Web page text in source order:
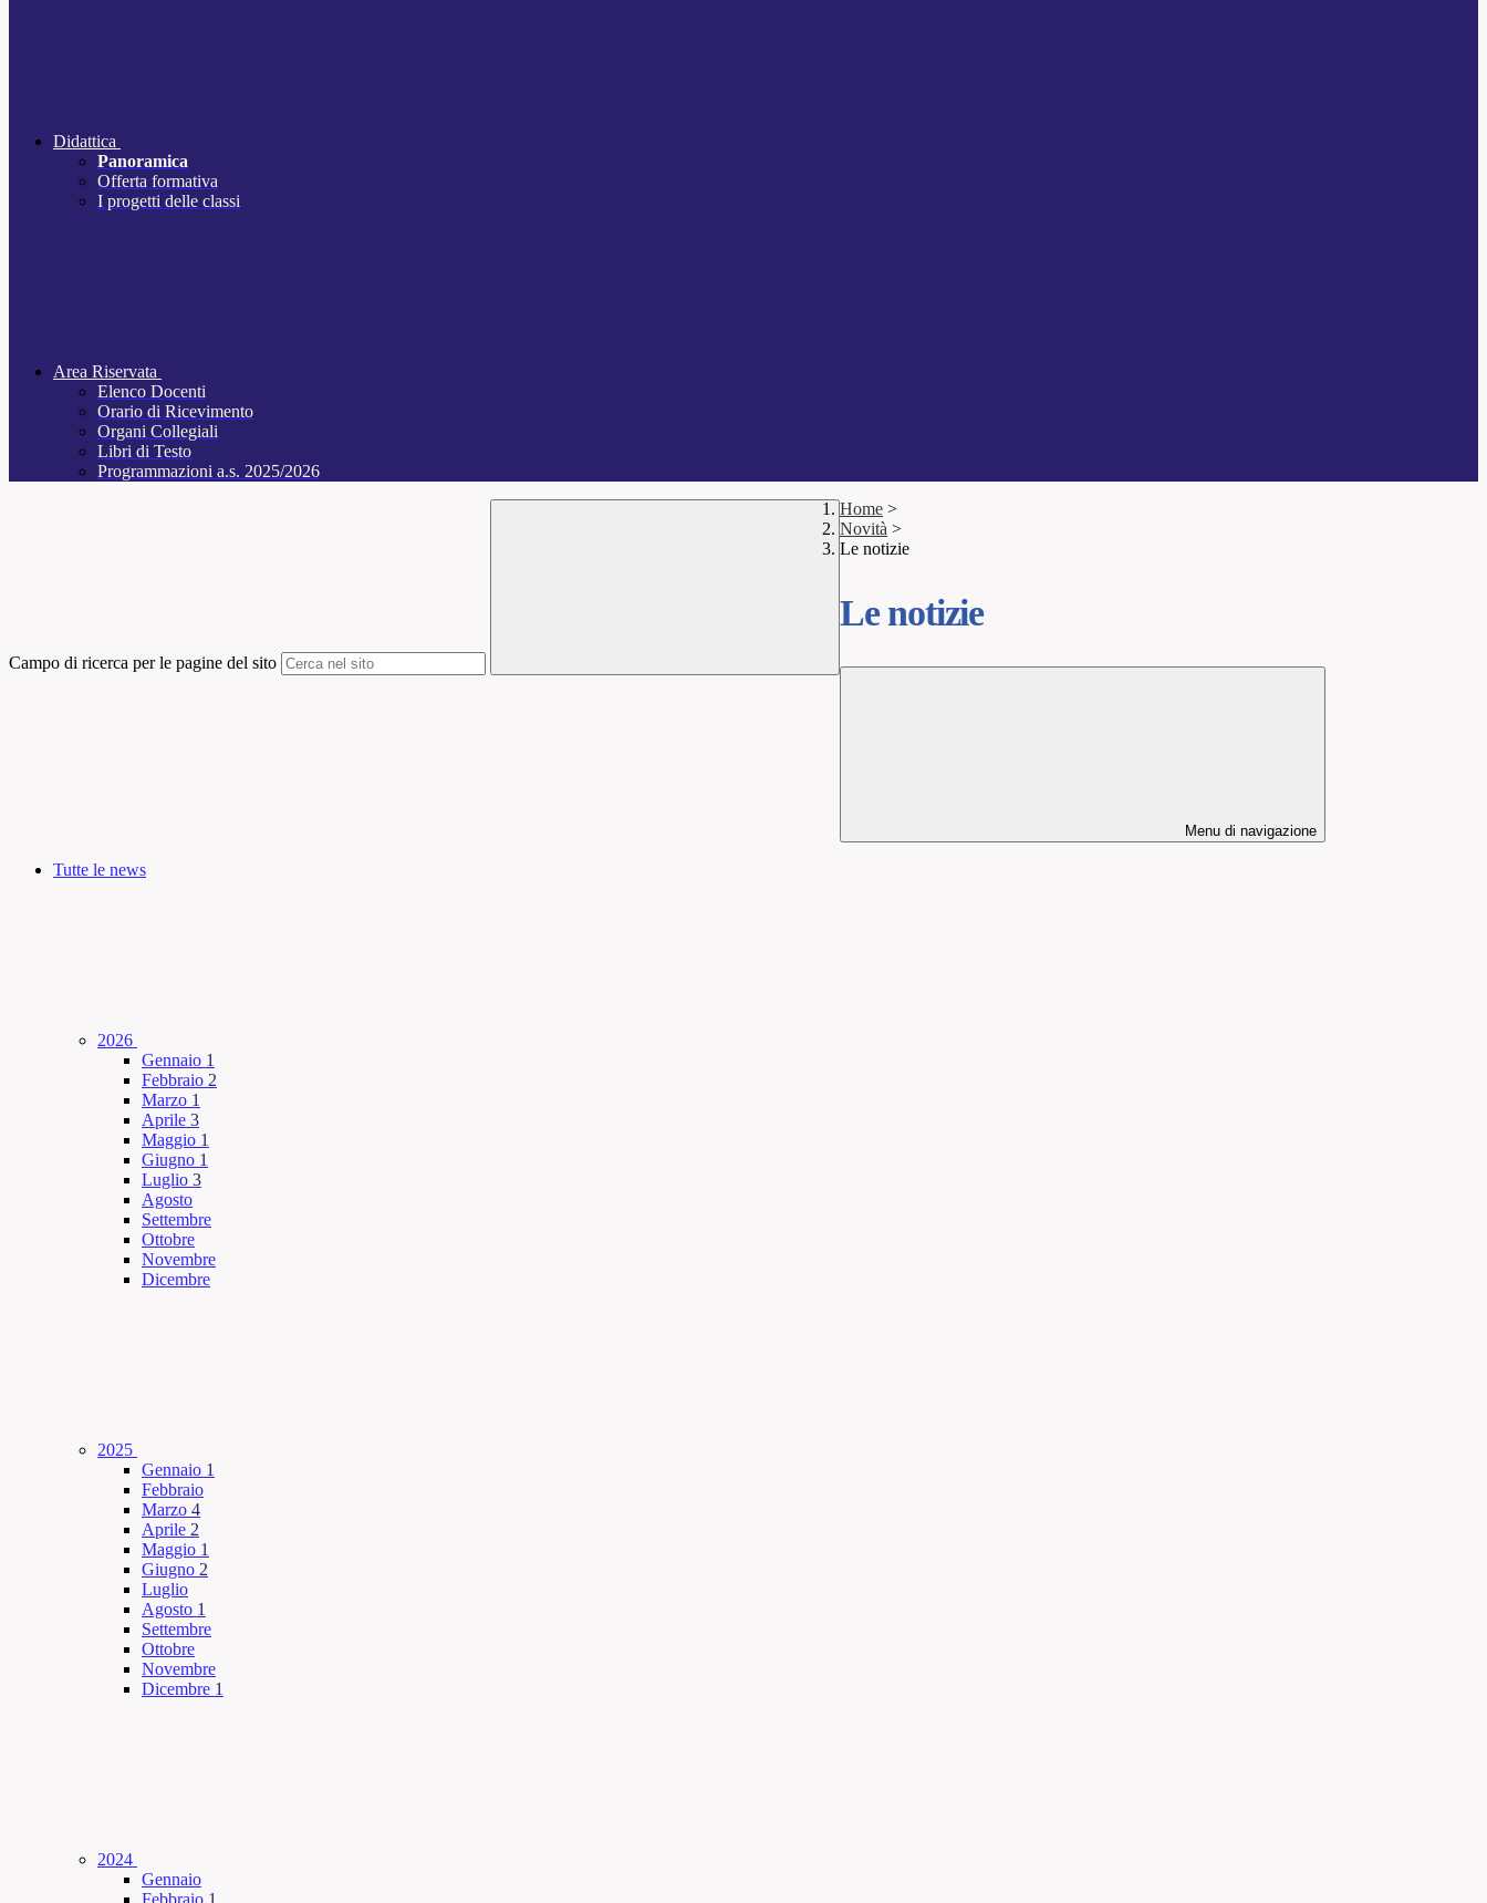
Didattica
Panoramica
Offerta formativa
I progetti delle classi
Area Riservata
Elenco Docenti
Orario di Ricevimento
Organi Collegiali
Libri di Testo
Programmazioni a.s. 2025/2026
Campo di ricerca per le pagine del sito
Home >
Novità >
Le notizie
Le notizie
Menu di navigazione
Tutte le news
2026
Gennaio 1
Febbraio 2
Marzo 1
Aprile 3
Maggio 1
Giugno 1
Luglio 3
Agosto
Settembre
Ottobre
Novembre
Dicembre
2025
Gennaio 1
Febbraio
Marzo 4
Aprile 2
Maggio 1
Giugno 2
Luglio
Agosto 1
Settembre
Ottobre
Novembre
Dicembre 1
2024
Gennaio
Febbraio 1